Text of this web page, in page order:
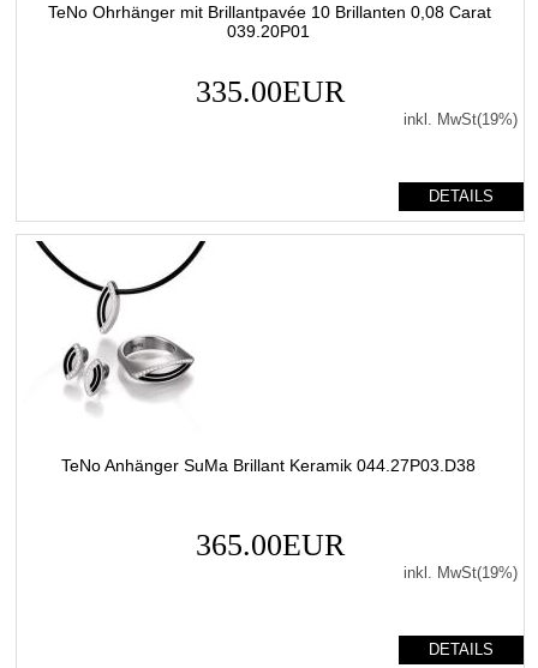
TeNo Ohrhänger mit Brillantpavée 10 Brillanten 0,08 Carat
039.20P01
335.00EUR
inkl. MwSt(19%)
DETAILS
TeNo Anhänger SuMa Brillant Keramik 044.27P03.D38
365.00EUR
inkl. MwSt(19%)
DETAILS